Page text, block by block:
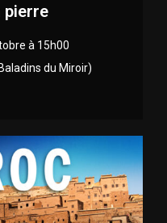
pierre
à 15h00
du Miroir)